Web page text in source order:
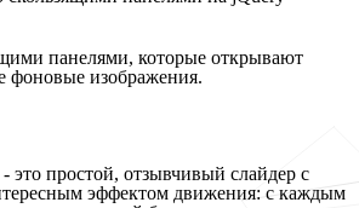
панелями, которые открывают
фоновые изображения.
простой, отзывчивый слайдер с
эффектом движения: с каждым